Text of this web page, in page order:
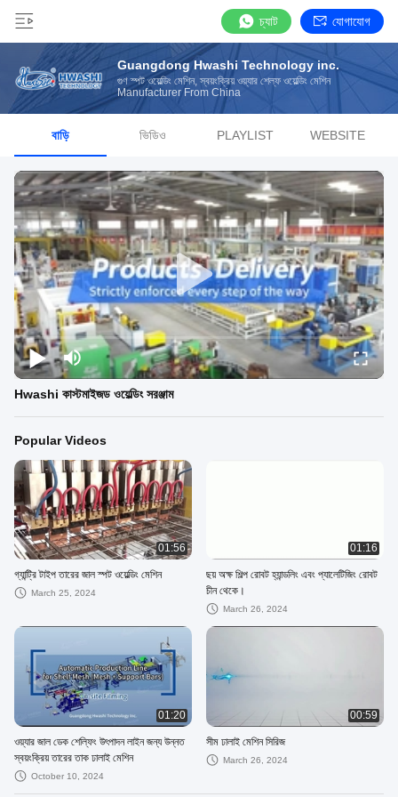
চ্যাট যোগাযোগ
Guangdong Hwashi Technology inc.
গুণ স্পট ওয়েল্ডিং মেশিন, স্বয়ংক্রিয় ওয়্যার শেল্ফ ওয়েল্ডিং মেশিন
Manufacturer From China
বাড়ি ভিডিও PLAYLIST WEBSITE
Hwashi কাস্টমাইজড ওয়েল্ডিং সরঞ্জাম
Popular Videos
01:56
গ্যান্ট্রি টাইপ তারের জাল স্পট ওয়েল্ডিং মেশিন
March 25, 2024
01:16
ছয় অক্ষ শিল্প রোবট হ্যান্ডলিং এবং প্যালেটিজিং রোবট
চীন থেকে।
March 26, 2024
01:20
ওয়্যার জাল ডেক শেল্ফিং উৎপাদন লাইন জন্য উন্নত
স্বয়ংক্রিয় তারের তাক ঢালাই মেশিন
October 10, 2024
00:59
সীম ঢালাই মেশিন সিরিজ
March 26, 2024